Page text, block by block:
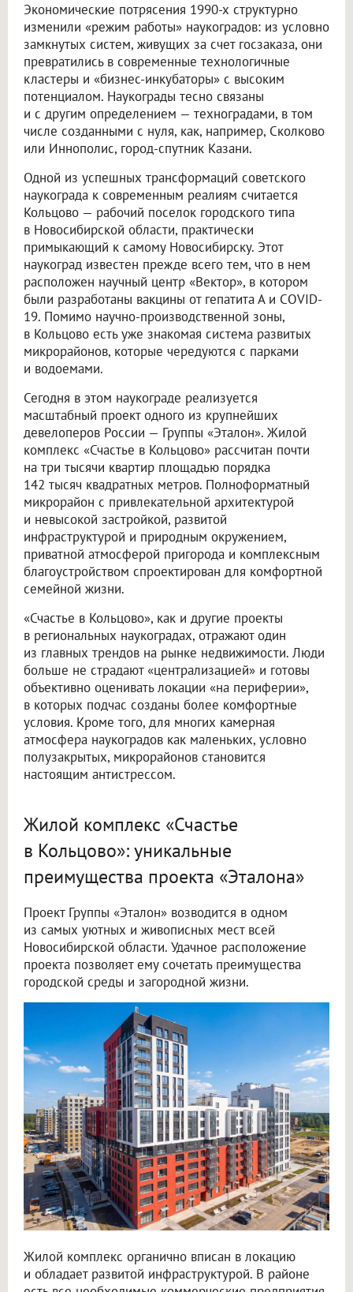
Экономические потрясения 1990-х структурно
изменили «режим работы» наукоградов: из условно
замкнутых систем, живущих за счет госзаказа, они
превратились в современные технологичные
кластеры и «бизнес-инкубаторы» с высоким
потенциалом. Наукограды тесно связаны
и с другим определением — техноградами, в том
числе созданными с нуля, как, например, Сколково
или Иннополис, город-спутник Казани.
Одной из успешных трансформаций советского
наукограда к современным реалиям считается
Кольцово — рабочий поселок городского типа
в Новосибирской области, практически
примыкающий к самому Новосибирску. Этот
наукоград известен прежде всего тем, что в нем
расположен научный центр «Вектор», в котором
были разработаны вакцины от гепатита А и COVID-
19. Помимо научно-производственной зоны,
в Кольцово есть уже знакомая система развитых
микрорайонов, которые чередуются с парками
и водоемами.
Сегодня в этом наукограде реализуется
масштабный проект одного из крупнейших
девелоперов России — Группы «Эталон». Жилой
комплекс «Счастье в Кольцово» рассчитан почти
на три тысячи квартир площадью порядка
142 тысяч квадратных метров. Полноформатный
микрорайон с привлекательной архитектурой
и невысокой застройкой, развитой
инфраструктурой и природным окружением,
приватной атмосферой пригорода и комплексным
благоустройством спроектирован для комфортной
семейной жизни.
«Счастье в Кольцово», как и другие проекты
в региональных наукоградах, отражают один
из главных трендов на рынке недвижимости. Люди
больше не страдают «централизацией» и готовы
объективно оценивать локации «на периферии»,
в которых подчас созданы более комфортные
условия. Кроме того, для многих камерная
атмосфера наукоградов как маленьких, условно
полузакрытых, микрорайонов становится
настоящим антистрессом.
Жилой комплекс «Счастье
в Кольцово»: уникальные
преимущества проекта «Эталона»
Проект Группы «Эталон» возводится в одном
из самых уютных и живописных мест всей
Новосибирской области. Удачное расположение
проекта позволяет ему сочетать преимущества
городской среды и загородной жизни.
Жилой комплекс органично вписан в локацию
и обладает развитой инфраструктурой. В районе